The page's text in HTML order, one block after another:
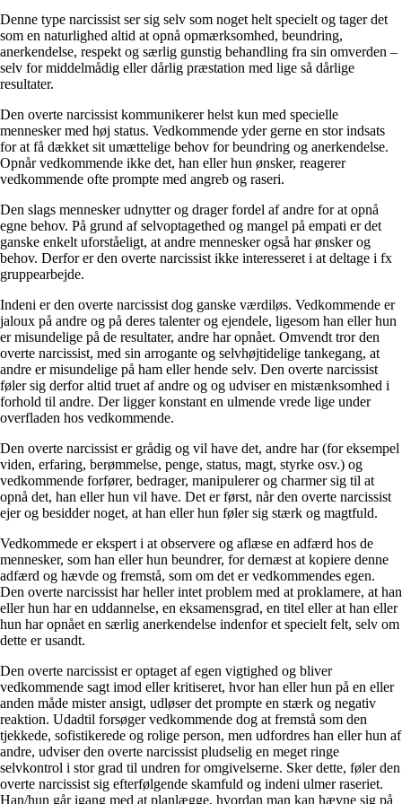
Denne type narcissist ser sig selv som noget helt specielt og tager det
som en naturlighed altid at opnå opmærksomhed, beundring,
anerkendelse, respekt og særlig gunstig behandling fra sin omverden –
selv for middelmådig eller dårlig præstation med lige så dårlige
resultater.
Den overte narcissist kommunikerer helst kun med specielle
mennesker med høj status. Vedkommende yder gerne en stor indsats
for at få dækket sit umættelige behov for beundring og anerkendelse.
Opnår vedkommende ikke det, han eller hun ønsker, reagerer
vedkommende ofte prompte med angreb og raseri.
Den slags mennesker udnytter og drager fordel af andre for at opnå
egne behov. På grund af selvoptagethed og mangel på empati er det
ganske enkelt uforståeligt, at andre mennesker også har ønsker og
behov. Derfor er den overte narcissist ikke interesseret i at deltage i fx
gruppearbejde.
Indeni er den overte narcissist dog ganske værdiløs. Vedkommende er
jaloux på andre og på deres talenter og ejendele, ligesom han eller hun
er misundelige på de resultater, andre har opnået. Omvendt tror den
overte narcissist, med sin arrogante og selvhøjtidelige tankegang, at
andre er misundelige på ham eller hende selv. Den overte narcissist
føler sig derfor altid truet af andre og og udviser en mistænksomhed i
forhold til andre. Der ligger konstant en ulmende vrede lige under
overfladen hos vedkommende.
Den overte narcissist er grådig og vil have det, andre har (for eksempel
viden, erfaring, berømmelse, penge, status, magt, styrke osv.) og
vedkommende forfører, bedrager, manipulerer og charmer sig til at
opnå det, han eller hun vil have. Det er først, når den overte narcissist
ejer og besidder noget, at han eller hun føler sig stærk og magtfuld.
Vedkommede er ekspert i at observere og aflæse en adfærd hos de
mennesker, som han eller hun beundrer, for dernæst at kopiere denne
adfærd og hævde og fremstå, som om det er vedkommendes egen.
Den overte narcissist har heller intet problem med at proklamere, at han
eller hun har en uddannelse, en eksamensgrad, en titel eller at han eller
hun har opnået en særlig anerkendelse indenfor et specielt felt, selv om
dette er usandt.
Den overte narcissist er optaget af egen vigtighed og bliver
vedkommende sagt imod eller kritiseret, hvor han eller hun på en eller
anden måde mister ansigt, udløser det prompte en stærk og negativ
reaktion. Udadtil forsøger vedkommende dog at fremstå som den
tjekkede, sofistikerede og rolige person, men udfordres han eller hun af
andre, udviser den overte narcissist pludselig en meget ringe
selvkontrol i stor grad til undren for omgivelserne. Sker dette, føler den
overte narcissist sig efterfølgende skamfuld og indeni ulmer raseriet.
Han/hun går igang med at planlægge, hvordan man kan hævne sig på